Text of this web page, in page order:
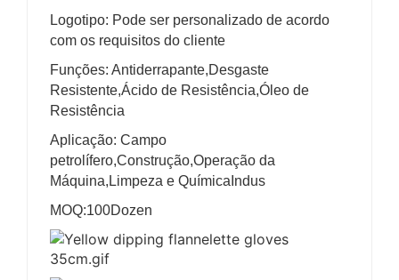
Logotipo: Pode ser personalizado de acordo
com os requisitos do cliente
Funções: Antiderrapante,Desgaste
Resistente,Ácido de Resistência,Óleo de
Resistência
Aplicação: Campo
petrolífero,Construção,Operação da
Máquina,Limpeza e QuímicaIndus
MOQ:100Dozen